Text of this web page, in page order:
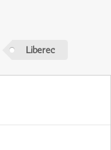
Liberec